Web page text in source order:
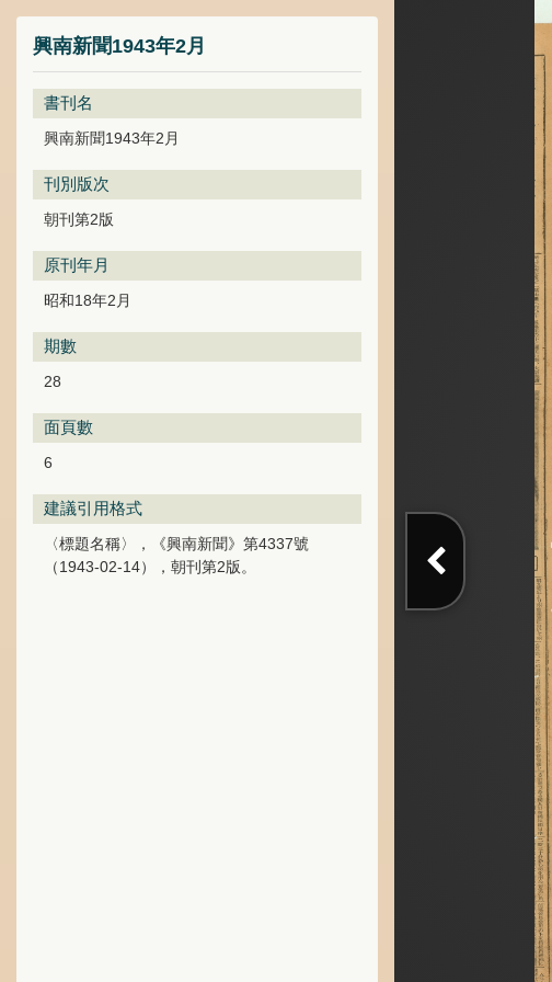
興南新聞1943年2月
書刊名
興南新聞1943年2月
刊別版次
朝刊第2版
原刊年月
昭和18年2月
期數
28
面頁數
6
建議引用格式
〈標題名稱〉，《興南新聞》第4337號
（1943-02-14），朝刊第2版。